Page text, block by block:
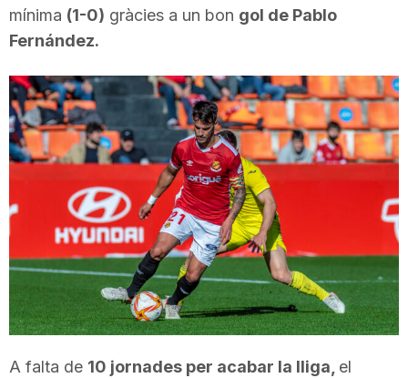
t
d
T
a
mínima (1-0) gràcies a un bon gol de Pablo
Fernández.
A falta de 10 jornades per acabar la lliga, el